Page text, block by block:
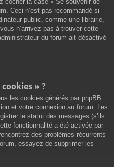
Ceci n’est pas recommandé si
public, comme une librairie,
n’arrivez pas à trouver cette
du forum ait désactivé
» ?
les cookies générés par phpBB
et votre connexion au forum. Les
le statut des messages (s’ils
fonctionnalité a été activée par
des problèmes récurrents
essayez de supprimer les